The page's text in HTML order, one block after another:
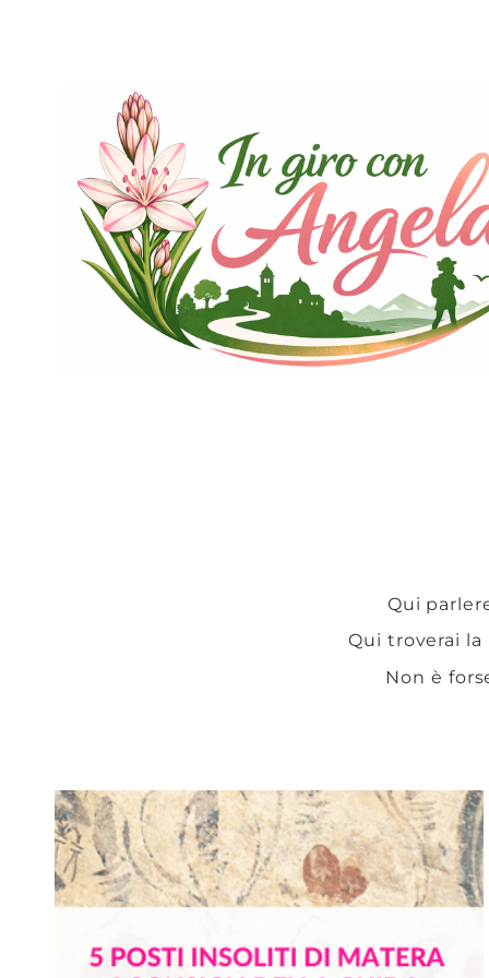
Qui
Qui troverai
Non è